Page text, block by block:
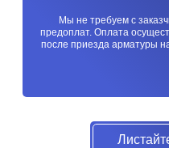
Мы не требуем с
предоплат. Оплата
после приезда арматуры